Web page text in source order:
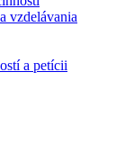
vzdelávania
a petícii